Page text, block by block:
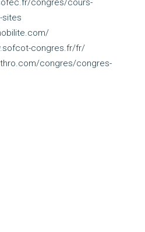
congres/cours-
sites
congres.fr/fr/
congres/congres-